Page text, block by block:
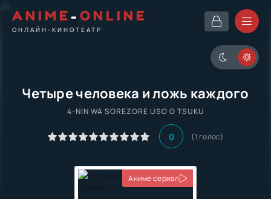
ANIME- ONLINE
ОНЛАЙН-КИНОТЕАТР
Четыре человека и ложь каждого
4-NIN WA SOREZORE USO O TSUKU
0 (1 голос)
Аниме сериал